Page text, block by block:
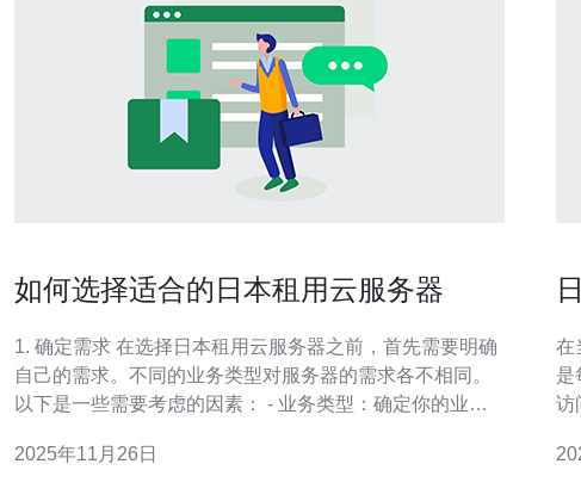
如何选择适合的日本租用云服务器
1. 确定需求 在选择日本租用云服务器之前，首先需要明确
自己的需求。不同的业务类型对服务器的需求各不相同。
以下是一些需要考虑的因素： - 业务类型：确定你的业务
估算每月的访问量和并发用户数，以选择合适的带宽和配
2025年11月26日
在
是
访
推